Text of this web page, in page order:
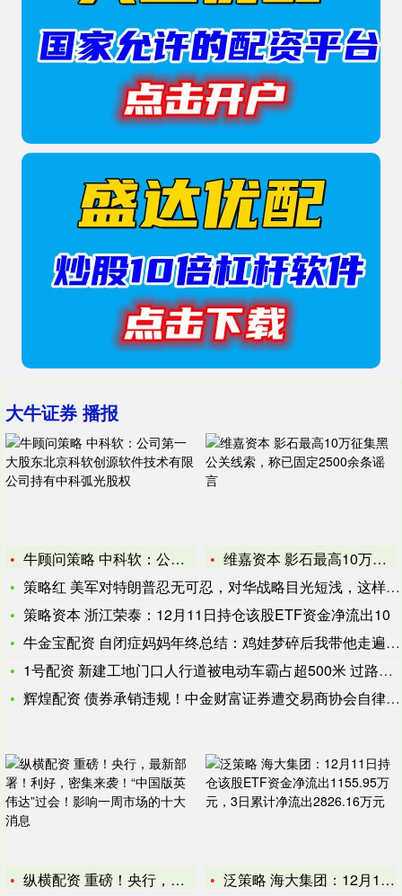
大牛证券 播报
牛顾问策略 中科软：公司第一大股东北京科软创源软件技术有限公
维嘉资本 影石最高10万征集黑公关线索，称已固定2500余条
策略红 美军对特朗普忍无可忍，对华战略目光短浅，这样凭什么和
策略资本 浙江荣泰：12月11日持仓该股ETF资金净流出10
牛金宝配资 自闭症妈妈年终总结：鸡娃梦碎后我带他走遍世界，这
1号配资 新建工地门口人行道被电动车霸占超500米 过路市民
辉煌配资 债券承销违规！中金财富证券遭交易商协会自律处分
纵横配资 重磅！央行，最新部署！利好，密集来袭！“中国版英伟
泛策略 海大集团：12月11日持仓该股ETF资金净流出115